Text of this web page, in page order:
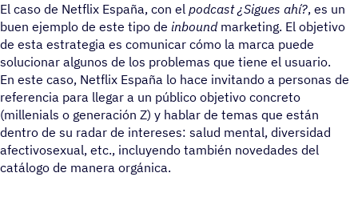
El caso de Netflix España, con el podcast ¿Sigues ahí?, es un
buen ejemplo de este tipo de inboundmarketing. El objetivo
de esta estrategia es comunicar cómo la marca puede
solucionar algunos de los problemas que tiene el usuario.
En este caso, Netflix España lo hace invitando a personas de
referencia para llegar a un público objetivo concreto
(millenials o generación Z) y hablar de temas que están
dentro de su radar de intereses: salud mental, diversidad
afectivosexual, etc., incluyendo también novedades del
catálogo de manera orgánica.